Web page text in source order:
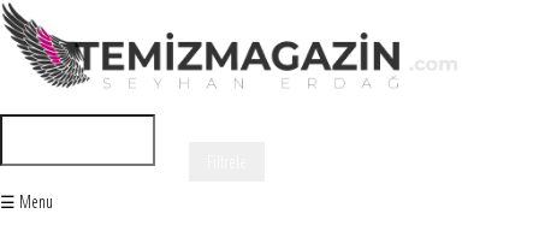
☰ Menu